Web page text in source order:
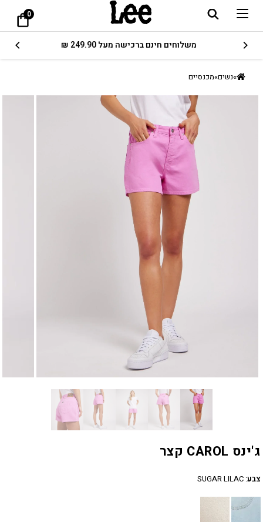
0
משלוחים חינם ברכישה מעל 249.90 ₪
»נשים»מכנסיים
ג'ינס CAROL קצר
צבע:
SUGAR LILAC